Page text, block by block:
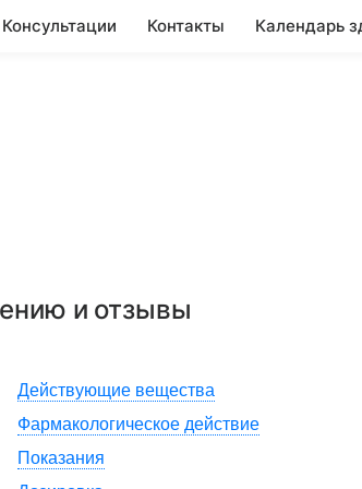
Консультации Контакты Календарь
и отзывы
Действующие вещества
Фармакологическое действие
Показания